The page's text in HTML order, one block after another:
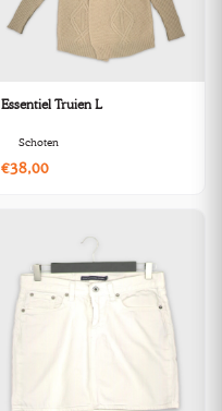
Essentiel Truien L
Schoten
€38,00